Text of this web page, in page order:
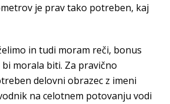
je prav tako potreben, kaj
in tudi moram reči, bonus
morala biti. Za pravično
delovni obrazec z imeni
na celotnem potovanju vodi